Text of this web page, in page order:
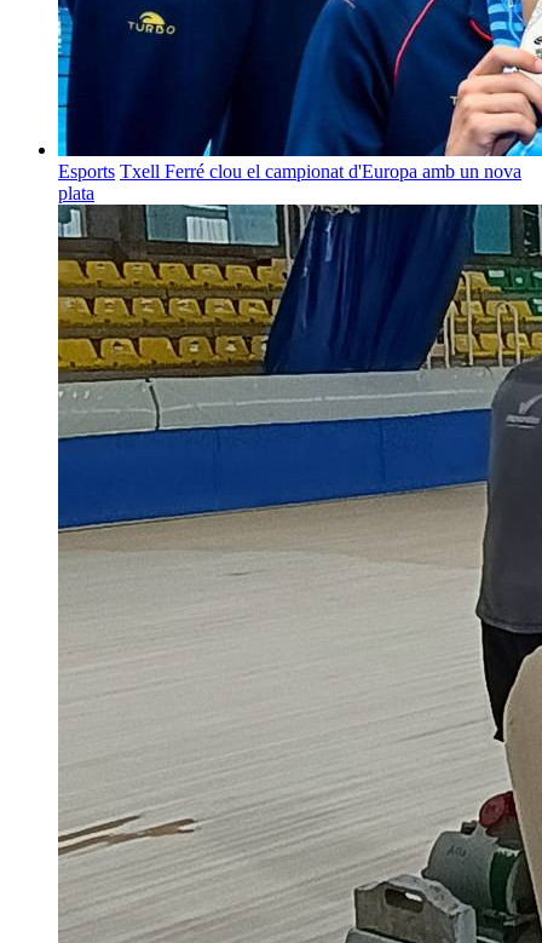
Esports Txell Ferré clou el campionat d'Europa amb un nova
plata